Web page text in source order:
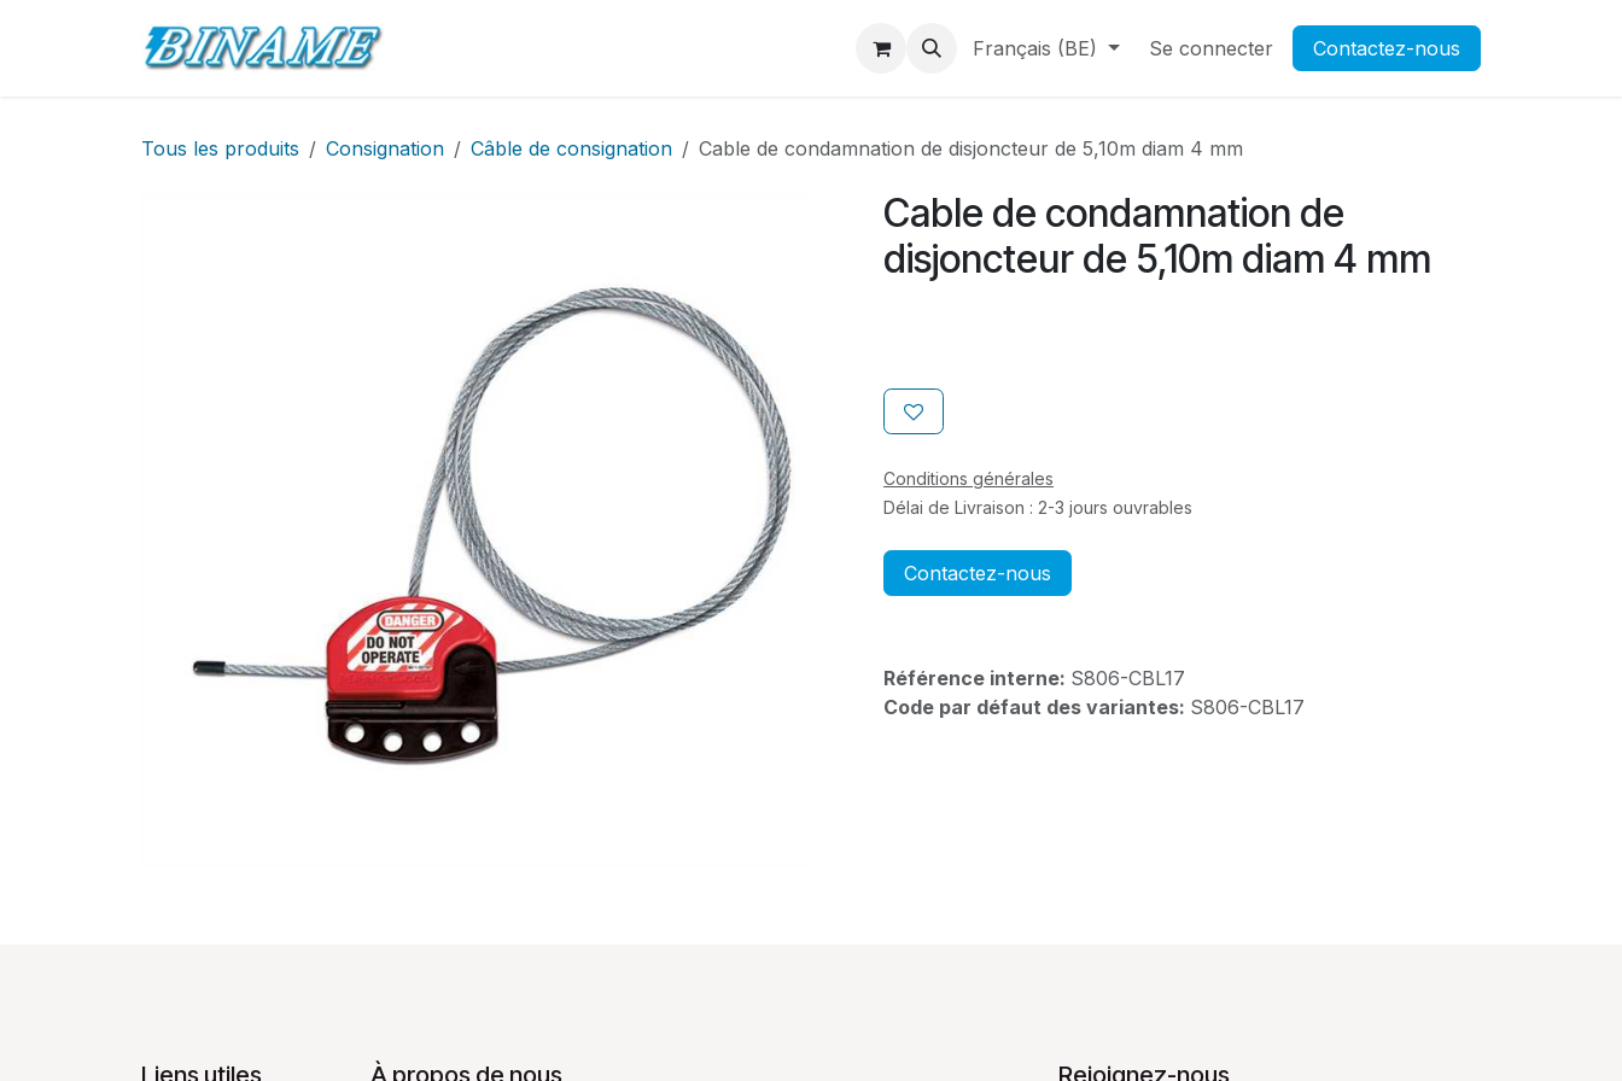
À propos de BINAME Contactez-nous Rendez-vous Ouverture d'un compte
Français (BE) Se connecter Contactez-nous
Tous les produits Consignation Câble de consignation Cable de condamnation de disjoncteur de 5,10m diam 4 mm
Cable de condamnation de
disjoncteur de 5,10m diam 4 mm
Conditions générales
Délai de Livraison : 2-3 jours ouvrables
Contactez-nous
Référence interne: S806-CBL17
Code par défaut des variantes: S806-CBL17
Liens utiles À propos de nous Rejoignez-nous